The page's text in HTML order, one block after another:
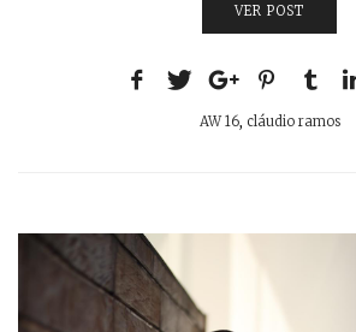
VER POST
AW 16, cláudio ramos